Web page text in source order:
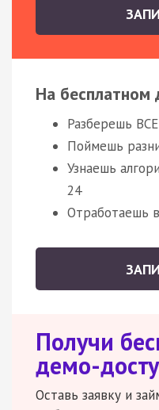
На бесплатном
Разберешь
Поймешь
Узнаешь
24
Отработаешь
Получи
демо-
Оставь заявку и